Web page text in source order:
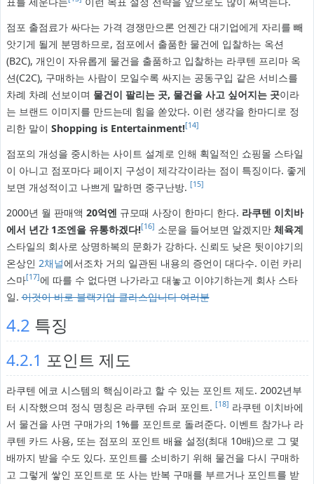
점포 출점료가 싸다는 가격 경쟁만으론 언젠간 대기업에게 자리를 빼
앗기게 될게 분명하므로, 점포에서 출품한 물건에 입찰하는 옥션
(B2C), 개인이 자유롭게 물건을 출품하고 입찰하는 라쿠텐 프리마 옥
션(C2C), 구매하는 사람이 모일수록 싸지는 공동구입 같은 서비스를
차례 차례 선보이며 물건이 팔리는 곳, 물건을 사고 싶어지는 곳이라
는 브랜드 이미지를 만드는데 힘을 쏟았다. 이런 생각을 한마디로 정
리한 말이 Shopping is Entertainment![14]
점포의 개성을 중시하는 사이트 설계로 인해 획일적인 쇼핑몰 스타일
이 아니고 점포마다 페이지 구성이 제각각이라는 점이 특징이다. 좋게
보면 개성적이고 나쁘게 말하면 중구난방. [15]
2000년 월 판매액 20억엔 규모때 사장이 한마디 한다. 라쿠텐 이치바
에서 년간 1조엔을 유통하겠다![16] 소문을 들어보면 알겠지만 체육계
스타일의 회사로 상명하복의 문화가 강하다. 신뢰도 낮은 뒷이야기의
온상인 2채널에서조차 거의 일관된 내용의 증언이 대다수. 이런 카리
스마[17]에 따를 수 없다면 나가라고 대놓고 이야기하는게 회사 스타
일.이것이 바로 블랙기업 클라스입니다 여러분
4.2 특징
4.2.1 포인트 제도
라쿠텐 에코 시스템의 핵심이라고 할 수 있는 포인트 제도. 2002년부
터 시작했으며 정식 명칭은 라쿠텐 슈퍼 포인트. [18] 라쿠텐 이치바에
서 물건을 사면 구매가의 1%를 포인트로 돌려준다. 이벤트 참가나 라
쿠텐 카드 사용, 또는 점포의 포인트 배율 설정(최대 10배)으로 그 몇
배까지 받을 수도 있다. 포인트를 소비하기 위해 물건을 다시 구매하
고 그렇게 쌓인 포인트로 또 사는 반복 구매를 부르거나 포인트를 받